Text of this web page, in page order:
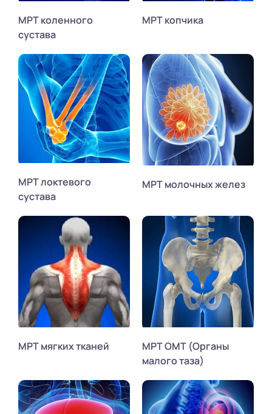
МРТ коленного
сустава
МРТ копчика
МРТ локтевого
сустава
МРТ молочных желез
МРТ мягких тканей
МРТ ОМТ (Органы
малого таза)